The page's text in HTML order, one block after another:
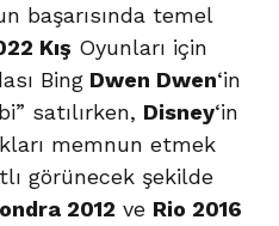
başarısında temel
Kış Oyunları için
Bing Dwen Dwen‘in
satılırken, Disney‘in
memnun etmek
görünecek şekilde
2012 ve Rio 2016